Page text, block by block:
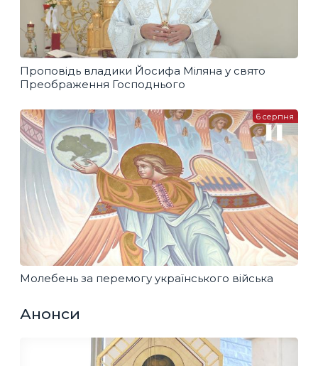
Проповідь владики Йосифа Міляна у свято
Преображення Господнього
Молебень за перемогу українського війська
6 серпня
Анонси